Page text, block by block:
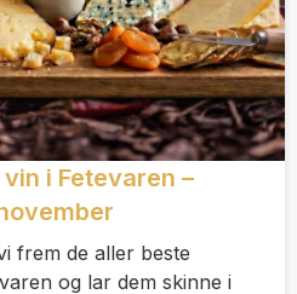
i Fetevaren –
frem de aller beste
og lar dem skinne i